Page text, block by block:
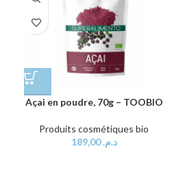
Açai en poudre, 70g – TOOBIO
Produits cosmétiques bio
د.م.189,00